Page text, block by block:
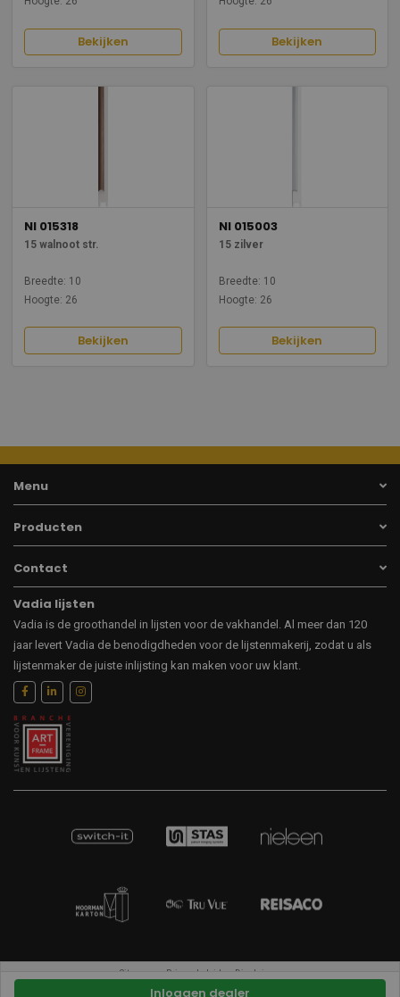
Inloggen dealer
Bekijken Bekijken
NI 015318
15 walnoot str.
Breedte: 10
Hoogte: 26
Bekijken
NI 015003
15 zilver
Breedte: 10
Hoogte: 26
Bekijken
Menu
Producten
Contact
Vadia lijsten
Vadia is de groothandel in lijsten voor de vakhandel. Al meer dan 120
jaar levert Vadia de benodigdheden voor de lijstenmakerij, zodat u als
lijstenmaker de juiste inlijsting kan maken voor uw klant.
Sitemap Privacybeleid Disclaimer